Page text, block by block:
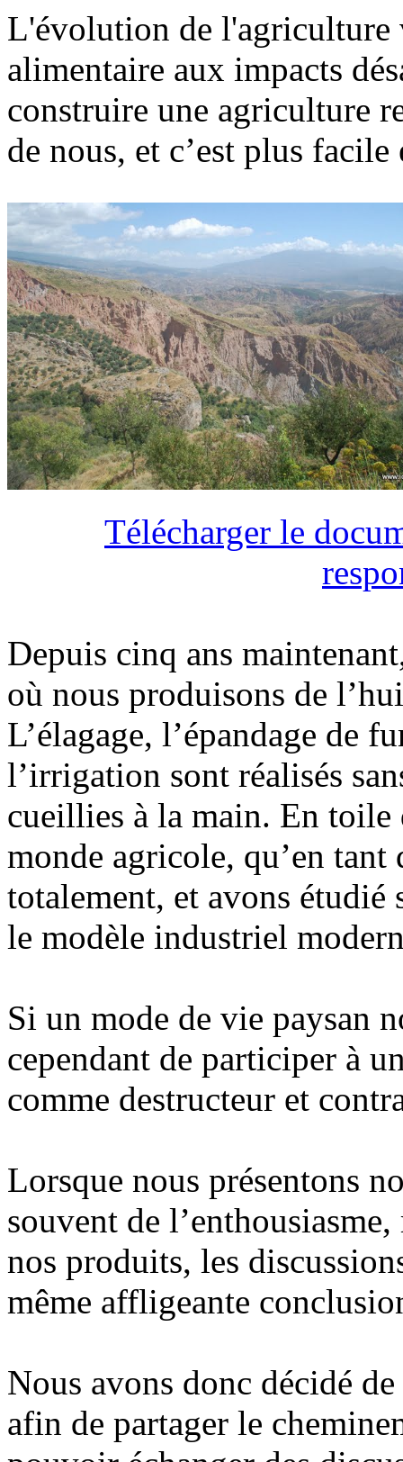
L'évolution de l'agriculture
alimentaire aux impacts
construire une agriculture
de nous, et c’est plus facile
Télécharger le
Depuis cinq ans
où nous produisons de
L’élagage, l’épandage de
l’irrigation sont réalisés
cueillies à la main. En toile
monde agricole, qu’en
totalement, et avons
le modèle industriel
Si un mode de vie paysan
cependant de participer à
comme destructeur et
Lorsque nous présentons
souvent de
nos produits, les
même affligeante
Nous avons donc décidé
afin de partager le